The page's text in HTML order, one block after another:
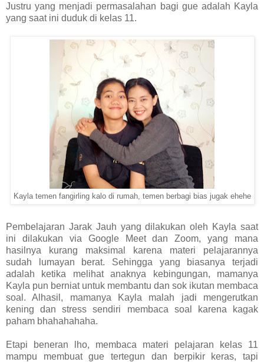
Justru yang menjadi permasalahan bagi gue adalah Kayla
yang saat ini duduk di kelas 11.
Kayla temen fangirling kalo di rumah, temen berbagi bias jugak ehehe
Pembelajaran Jarak Jauh yang dilakukan oleh Kayla saat
ini dilakukan via Google Meet dan Zoom, yang mana
hasilnya kurang maksimal karena materi pelajarannya
sudah lumayan berat. Sehingga yang biasanya terjadi
adalah ketika melihat anaknya kebingungan, mamanya
Kayla pun berniat untuk membantu dan sok ikutan membaca
soal. Alhasil, mamanya Kayla malah jadi mengerutkan
kening dan stress sendiri membaca soal karena kagak
paham bhahahahaha.
Etapi beneran lho, membaca materi pelajaran kelas 11
mampu membuat gue tertegun dan berpikir keras, tapi